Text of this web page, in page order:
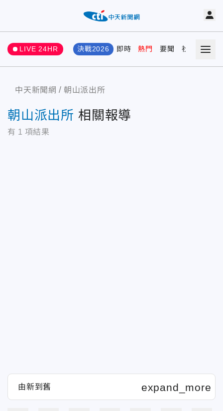
LIVE 24HR 決戰2026 即時 熱門 要聞 社會 娛樂
中天新聞網 朝山派出所
朝山派出所 相關報導
有 1 項結果